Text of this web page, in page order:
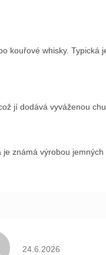
kouřové whisky. Typická
jí dodává vyváženou
známá výrobou
Hodnocení obchodu
24.6.2026